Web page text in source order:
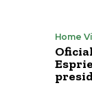
Home